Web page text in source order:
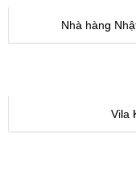
Nhà hàng
Vila